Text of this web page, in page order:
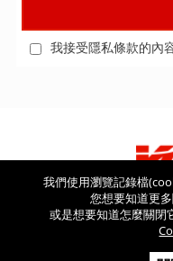
我接受隱私條款的內
Copyright © 2026 Vision
我們使用瀏覽記錄檔
您想要知道更
或是想要知道怎麼關閉